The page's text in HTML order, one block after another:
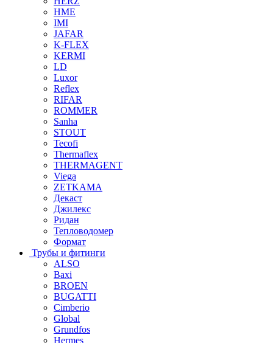
HME
IMI
JAFAR
K-FLEX
KERMI
LD
Luxor
Reflex
RIFAR
ROMMER
Sanha
STOUT
Tecofi
Thermaflex
THERMAGENT
Viega
ZETKAMA
Декаст
Джилекс
Ридан
Тепловодомер
Формат
Трубы и фитинги
ALSO
Baxi
BROEN
BUGATTI
Cimberio
Global
Grundfos
Hermes